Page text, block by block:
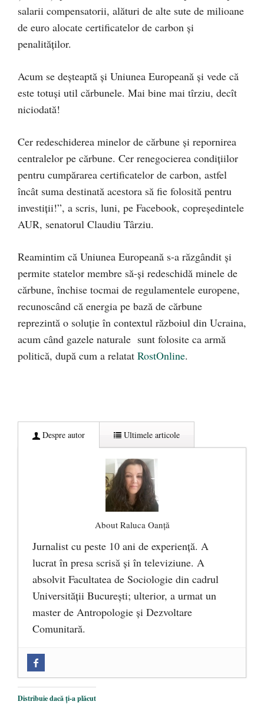
salarii compensatorii, alături de alte sute de milioane
de euro alocate certificatelor de carbon și
penalităților.
Acum se deșteaptă și Uniunea Europeană și vede că
este totuși util cărbunele. Mai bine mai tîrziu, decît
niciodată!
Cer redeschiderea minelor de cărbune și repornirea
centralelor pe cărbune. Cer renegocierea condițiilor
pentru cumpărarea certificatelor de carbon, astfel
încât suma destinată acestora să fie folosită pentru
investiții!”, a scris, luni, pe Facebook, copreședintele
AUR, senatorul Claudiu Târziu.
Reamintim că Uniunea Europeană s-a răzgândit și
permite statelor membre să-și redeschidă minele de
cărbune, închise tocmai de regulamentele europene,
recunoscând că energia pe bază de cărbune
reprezintă o soluție în contextul războiul din Ucraina,
acum când gazele naturale sunt folosite ca armă
politică, după cum a relatat RostOnline.
Despre autor Ultimele articole
About Raluca Oanță
Jurnalist cu peste 10 ani de experiență. A
lucrat în presa scrisă și în televiziune. A
absolvit Facultatea de Sociologie din cadrul
Universității București; ulterior, a urmat un
master de Antropologie și Dezvoltare
Comunitară.
Mănăstirea „Sfânta Ana” Rohia. Părintele
Nicolae Steinhardt, comemorat la 102 ani
Distribuie dacă ți-a plăcut